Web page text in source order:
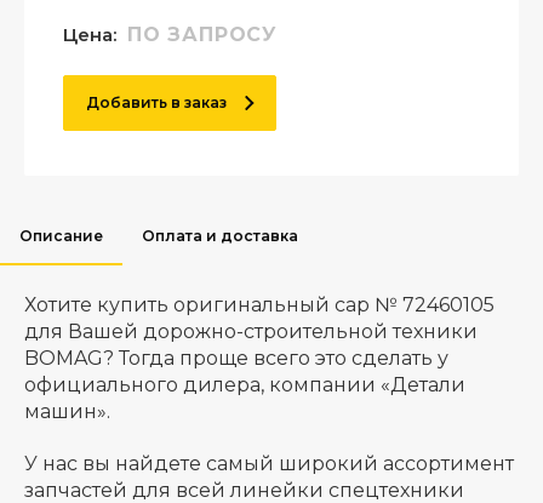
Цена: ПО ЗАПРОСУ
Добавить в заказ
Описание Оплата и доставка
Хотите купить оригинальный cap № 72460105
для Вашей дорожно-строительной техники
BOMAG? Тогда проще всего это сделать у
официального дилера, компании «Детали
машин».
У нас вы найдете самый широкий ассортимент
запчастей для всей линейки спецтехники